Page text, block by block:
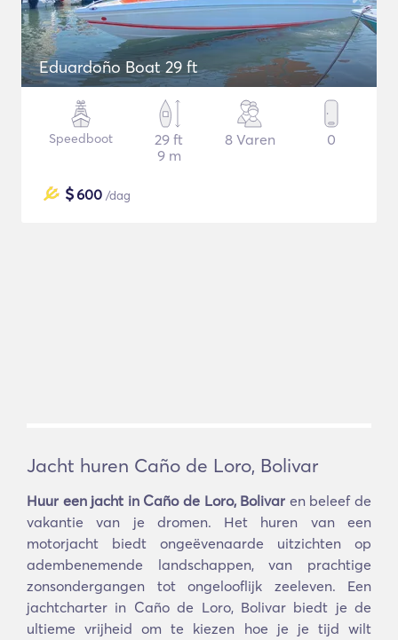
Eduardoño Boat 29 ft
Speedboot
29 ft
9 m
8 Varen 0
$600 /dag
Jacht huren Caño de Loro, Bolivar
Huur een jacht in Caño de Loro, Bolivar en beleef de
vakantie van je dromen. Het huren van een
motorjacht biedt ongeëvenaarde uitzichten op
adembenemende landschappen, van prachtige
zonsondergangen tot ongelooflijk zeeleven. Een
jachtcharter in Caño de Loro, Bolivar biedt je de
ultieme vrijheid om te kiezen hoe je je tijd wilt